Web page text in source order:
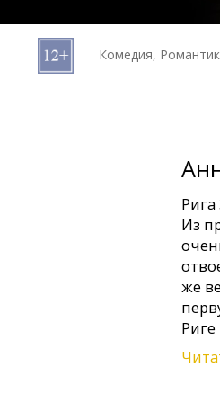
B2B Комедия,
Из
же